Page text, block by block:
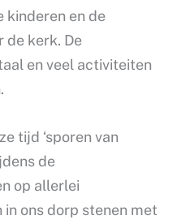
kinderen en de
de kerk. De
en veel activiteiten
tijd ‘sporen van
de
op allerlei
ons dorp stenen met